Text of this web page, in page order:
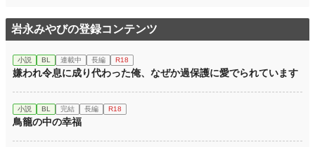
岩永みやびの登録コンテンツ
小説 BL 連載中 長編 R18
嫌われ令息に成り代わった俺、なぜか過保護に愛でられています
小説 BL 完結 長編 R18
鳥籠の中の幸福